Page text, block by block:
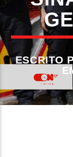
FAIXA ATUAL
TÍTULO
ARTISTA
ESCRITO